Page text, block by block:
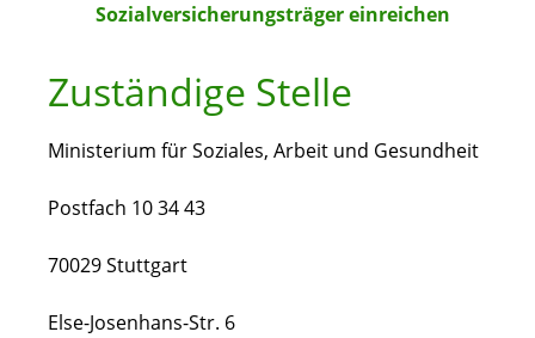
Sozialversicherungsträger einreichen
Zuständige Stelle
Ministerium für Soziales, Arbeit und Gesundheit
Postfach 10 34 43
70029 Stuttgart
Else-Josenhans-Str. 6